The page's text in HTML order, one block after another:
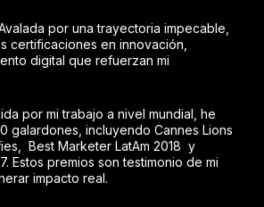
por una trayectoria impecable,
certificaciones en innovación,
digital que refuerzan mi
por mi trabajo a nivel mundial, he
galardones, incluyendo Cannes Lions
Best Marketer LatAm 2018 y
Estos premios son testimonio de mi
impacto real.